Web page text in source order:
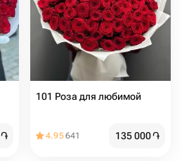
֏
101 Роза для любимой
4.95641 135 000֏